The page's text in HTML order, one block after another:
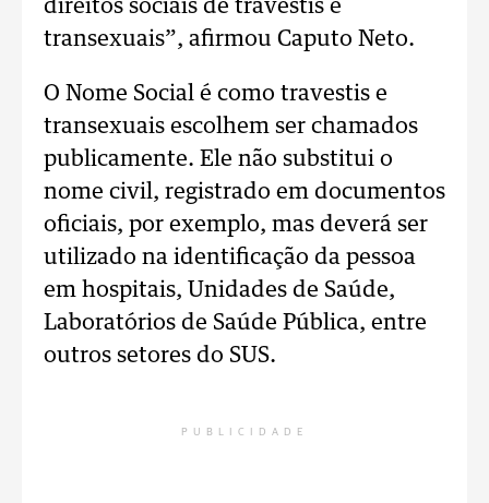
direitos sociais de travestis e
transexuais”, afirmou Caputo Neto.
O Nome Social é como travestis e
transexuais escolhem ser chamados
publicamente. Ele não substitui o
nome civil, registrado em documentos
oficiais, por exemplo, mas deverá ser
utilizado na identificação da pessoa
em hospitais, Unidades de Saúde,
Laboratórios de Saúde Pública, entre
outros setores do SUS.
PUBLICIDADE